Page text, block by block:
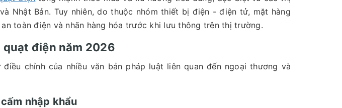
Nhật Bản. Tuy nhiên, do thuộc nhóm thiết bị điện - điện tử, mặt hàng
toàn điện và nhãn hàng hóa trước khi lưu thông trên thị trường.
quạt điện năm 2026
chỉnh của nhiều văn bản pháp luật liên quan đến ngoại thương và
nhập khẩu